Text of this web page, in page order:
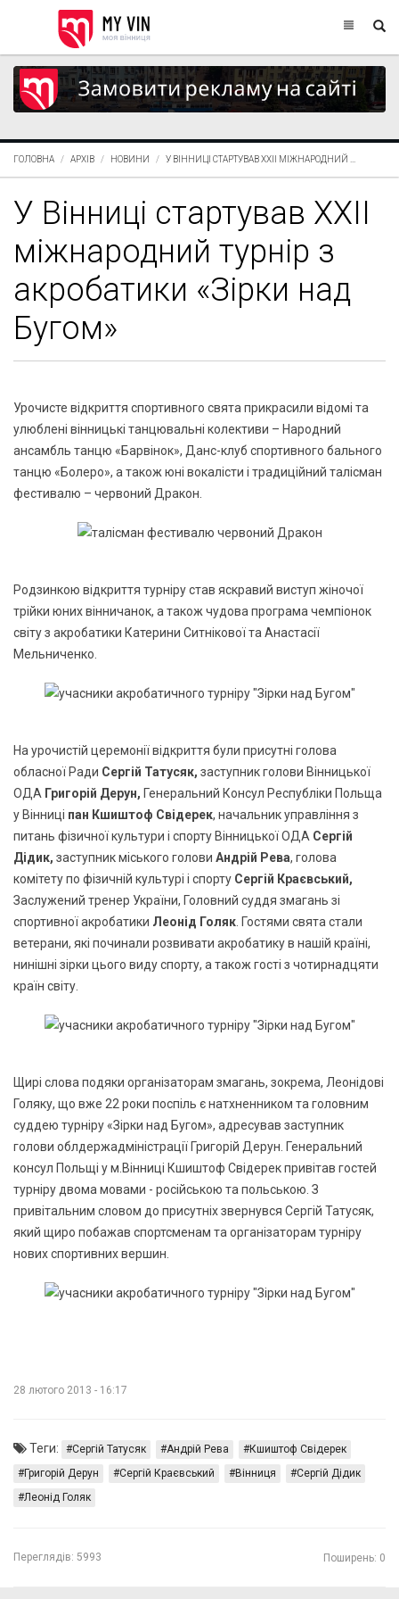
ГОЛОВНА АРХІВ НОВИНИ У ВІННИЦІ СТАРТУВАВ XXII МІЖНАРОДНИЙ ...
У Вінниці стартував XXII
міжнародний турнір з
акробатики «Зірки над
Бугом»
Урочисте відкриття спортивного свята прикрасили відомі та
улюблені вінницькі танцювальні колективи – Народний
ансамбль танцю «Барвінок», Данс-клуб спортивного бального
танцю «Болеро», а також юні вокалісти і традиційний талісман
фестивалю – червоний Дракон.
Родзинкою відкриття турніру став яскравий виступ жіночої
трійки юних вінничанок, а також чудова програма чемпіонок
світу з акробатики Катерини Ситнікової та Анастасії
Мельниченко.
На урочистій церемонії відкриття були присутні голова
обласної Ради Сергій Татусяк, заступник голови Вінницької
ОДА Григорій Дерун, Генеральний Консул Республіки Польща
у Вінниці пан Кшиштоф Свідерек, начальник управління з
питань фізичної культури і спорту Вінницької ОДА Сергій
Дідик, заступник міського голови Андрій Рева, голова
комітету по фізичній культурі і спорту Сергій Краєвський,
Заслужений тренер України, Головний суддя змагань зі
спортивної акробатики Леонід Голяк . Гостями свята стали
ветерани, які починали розвивати акробатику в нашій країні,
нинішні зірки цього виду спорту, а також гості з чотирнадцяти
країн світу.
Щирі слова подяки організаторам змагань, зокрема, Леонідові
Голяку, що вже 22 роки поспіль є натхненником та головним
суддею турніру «Зірки над Бугом», адресував заступник
голови облдержадміністрації Григорій Дерун. Генеральний
консул Польщі у м.Вінниці Кшиштоф Свідерек привітав гостей
турніру двома мовами - російською та польською. З
привітальним словом до присутніх звернувся Сергій Татусяк,
який щиро побажав спортсменам та організаторам турніру
нових спортивних вершин.
28 лютого 2013 - 16:17
Теги: Сергій Татусяк Андрій Рева
Кшиштоф Свідерек
Григорій Дерун
Сергій Краєвський Вінниця
Сергій Дідик
Леонід Голяк
Переглядів: 5993 Поширень: 0